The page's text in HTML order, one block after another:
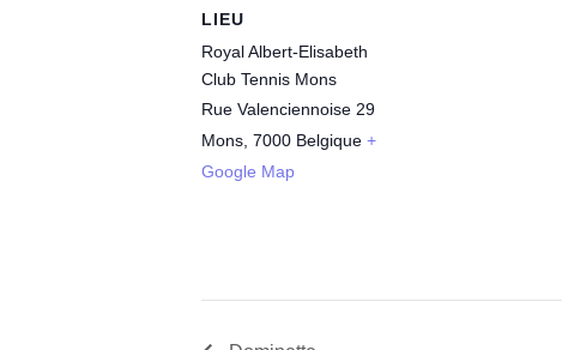
LIEU
Royal Albert-Elisabeth
Club Tennis Mons
Rue Valenciennoise 29
Mons 7000 Belgique +
Google Map